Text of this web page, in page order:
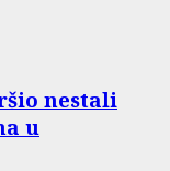
nestali
u